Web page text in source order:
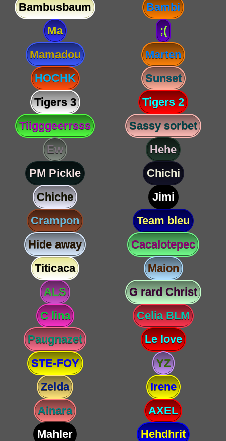
Bambusbaum
Bambi
Ma
;(
Mamadou
Marten
HOCHK
Sunset
Tigers 3
Tigers 2
Tiigggeerrsss
Sassy sorbet
Ew
Hehe
PM Pickle
Chichi
Chiche
Jimi
Crampon
Team bleu
Hide away
Cacalotepec
Titicaca
Maion
ALS
G rard Christ
C lina
Celia BLM
Paugnazet
Le love
STE-FOY
YZ
Zelda
Irene
Ainara
AXEL
Mahler
Hehdhrit